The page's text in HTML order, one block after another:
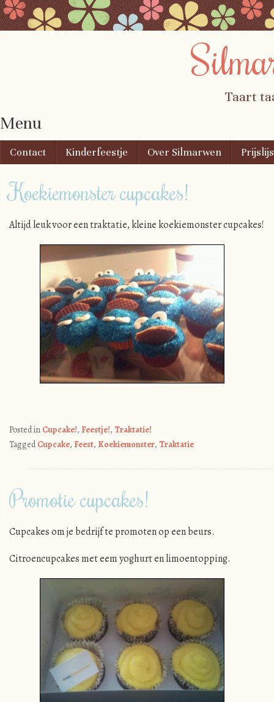
Taart
Menu
Skip to content
Contact Kinderfeestje Over Silmarwen
Koekiemonster cupcakes!
Altijd leuk voor een traktatie, kleine koekiemonster cupcakes!
Posted in Cupcake!, Feestje!, Traktatie!
TaggedCupcake, Feest, Koekiemonster, Traktatie
Promotie cupcakes!
Cupcakes om je bedrijf te promoten op een beurs.
Citroencupcakes met eem yoghurt en limoentopping.